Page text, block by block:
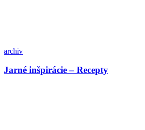
archiv
Jarné inšpirácie – Recepty